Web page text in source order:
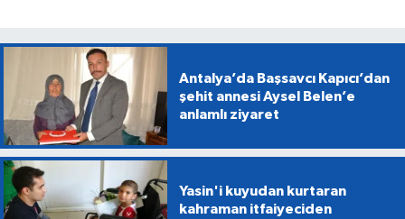
Antalya’da Başsavcı Kapıcı’dan
şehit annesi Aysel Belen’e
anlamlı ziyaret
Yasin'i kuyudan kurtaran
kahraman itfaiyeciden